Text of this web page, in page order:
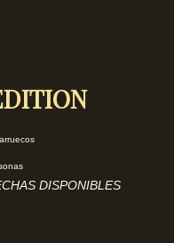
DISPONIBLES